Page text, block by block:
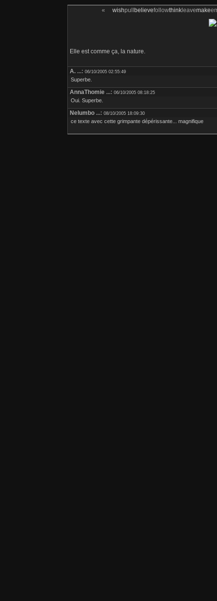
« wishpull believefollowthinkleavemake
Elle est comme ça, la nature.
A. ...: 06/10/2005 02:55:49
Superbe.
AnnaThomie ...: 06/10/2005 08:18:25
Oui. Superbe.
Nelumbo ...: 08/10/2005 18:09:30
ce texte avec cette grimpante dépérissante... magnifique